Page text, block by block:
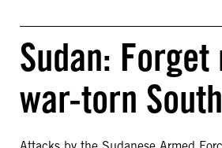
Sudan:
war-torn